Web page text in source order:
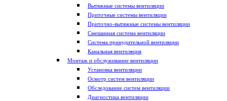
Вытяжные системы вентиляции
Приточные системы вентиляции
Приточно-вытяжные системы вентиляции
Смешанная система вентиляции
Система принудительной вентиляции
Канальная вентиляция
Монтаж и обслуживание вентиляции
Установка вентиляции
Осмотр систем вентиляции
Обследование систем вентиляции
Диагностика вентиляции